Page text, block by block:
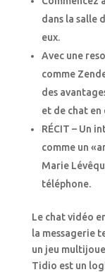
dans la salle
eux.
Avec une
comme
des
et de chat en
RÉCIT – Un
comme un
Marie
téléphone.
Le chat vidéo
la messagerie
un jeu
Tidio est un